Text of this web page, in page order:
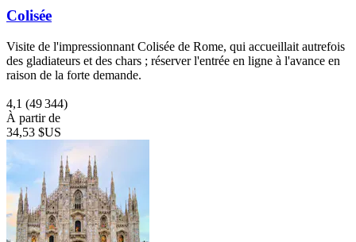
Colisée
Visite de l'impressionnant Colisée de Rome, qui accueillait autrefois
des gladiateurs et des chars ; réserver l'entrée en ligne à l'avance en
raison de la forte demande.
4,1 (49 344)
À partir de
34,53 $US